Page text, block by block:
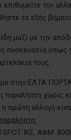
επιθυμείτε την
τα εξής
μαζί με την
συσκευασία όπως
τους.
στην ΕΛΤΑ
παραλήπτη χωρίς
πρώτη αλλαγή
SPOT IKE, ΑΦΜ: